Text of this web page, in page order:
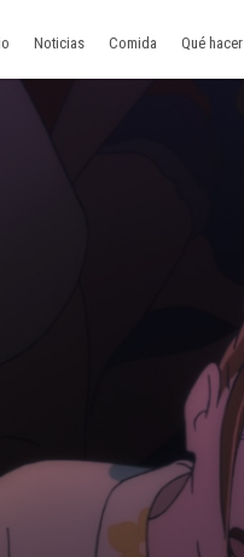
Noticias Comida Qué hacer